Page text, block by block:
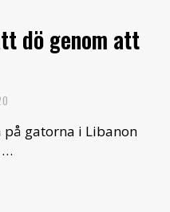
dö genom att
gatorna i Libanon
…